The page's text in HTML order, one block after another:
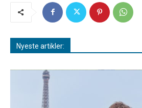
Nyeste artikler: